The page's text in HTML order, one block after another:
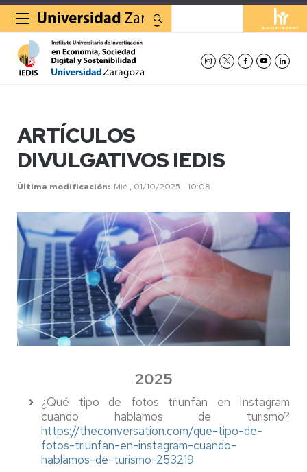
ARTÍCULOS
DIVULGATIVOS IEDIS
Última modificación Mié , 01/10/2025 - 10:08
2025
¿Qué tipo de fotos triunfan en Instagram
cuando hablamos de turismo?
https://theconversation.com/que-tipo-de-
fotos-triunfan-en-instagram-cuando-
hablamos-de-turismo-253219